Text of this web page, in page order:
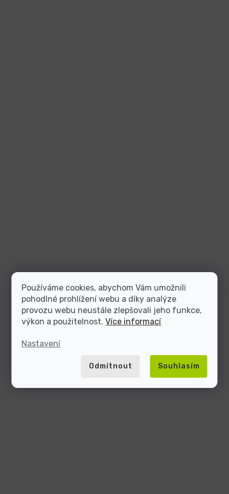
Používáme cookies, abychom Vám umožnili
pohodlné prohlížení webu a díky analýze
provozu webu neustále zlepšovali jeho funkce,
výkon a použitelnost.Více informací
Nastavení
Odmítnout Souhlasím